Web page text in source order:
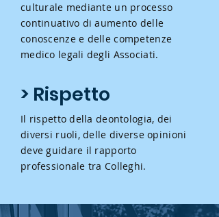
culturale mediante un processo
continuativo di aumento delle
conoscenze e delle competenze
medico legali degli Associati.
> Rispetto
Il rispetto della deontologia, dei
diversi ruoli, delle diverse opinioni
deve guidare il rapporto
professionale tra Colleghi.